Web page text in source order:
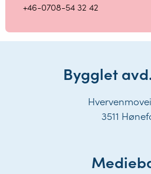
+46-0708-54 32 42
Bygglet
3511